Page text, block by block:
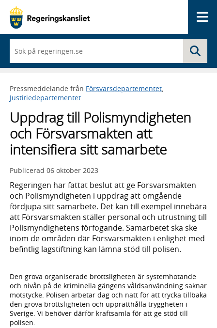
du
börjar
skriva
framträder
en
med
sökförslag
Pressmeddelande från Försvarsdepartementet,
Justitiedepartementet
Uppdrag till Polismyndigheten
och Försvarsmakten att
intensifiera sitt samarbete
Publicerad 06 oktober 2023
Regeringen har fattat beslut att ge Försvarsmakten
och Polismyndigheten i uppdrag att omgående
fördjupa sitt samarbete. Det kan till exempel innebära
att Försvarsmakten ställer personal och utrustning till
Polismyndighetens förfogande. Samarbetet ska ske
inom de områden där Försvarsmakten i enlighet med
befintlig lagstiftning kan lämna stöd till polisen.
Den grova organiserade brottsligheten är systemhotande
och nivån på de kriminella gängens våldsanvändning saknar
motstycke. Polisen arbetar dag och natt för att trycka tillbaka
den grova brottsligheten och upprätthålla tryggheten i
Sverige. Vi behöver därför kraftsamla för att ge stöd till
polisen.